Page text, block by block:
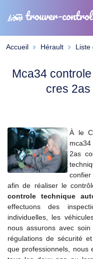
trouver-
Accueil Hérault Liste
Mca34
cres
À le
mca34
2as
afin de réaliser le
controle technique
effectuons des
individuelles, les
nous assurons avec
régulations de sécurité
que professionnels, nous